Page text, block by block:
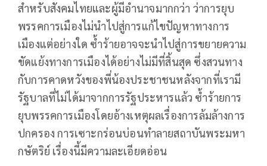
สำหรับสังคมไทยและผู้มีอำนาจมากกว่า ว่าการยุบ
พรรคการเมืองไม่นำไปสู่การแก้ไขปัญหาทางการ
เมืองแต่อย่างใด ซ้ำร้ายอาจจะนำไปสู่การขยายความ
ขัดแย้งทางการเมืองได้อย่างไม่มีที่สิ้นสุด ซึ่งสวนทาง
กับการคาดหวังของพี่น้องประชาชนหลังจากที่เรามี
รัฐบาลที่ไม่ได้มาจากการรัฐประหารแล้ว ซ้ำร้ายการ
ยุบพรรคการเมืองโดยอ้างเหตุผลเรื่องการล้มล้างการ
ปกครอง การเซาะกร่อนบ่อนทำลายสถาบันพระมหา
กษัตริย์ เรื่องนี้มีความละเอียดอ่อน